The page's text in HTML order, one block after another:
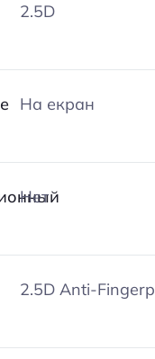
2.5D
На екран
Нет
2.5D Anti-